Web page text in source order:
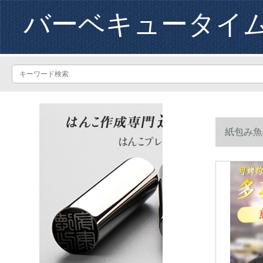
バーベキュータイ
紙包み